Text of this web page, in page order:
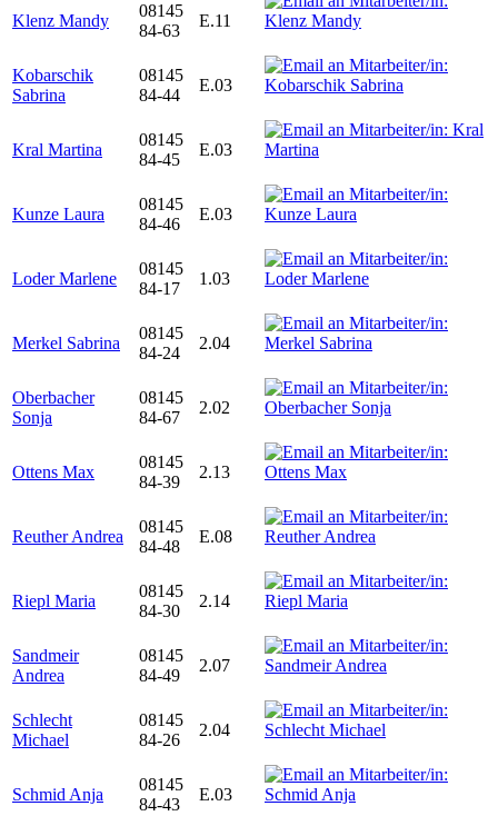
Klenz Mandy
08145
84-63
E.11
Kobarschik
Sabrina
08145
84-44
E.03
Kral Martina
08145
84-45
E.03
Kunze Laura
08145
84-46
E.03
Loder Marlene
08145
84-17
1.03
Merkel Sabrina
08145
84-24
2.04
Oberbacher
Sonja
08145
84-67
2.02
Ottens Max
08145
84-39
2.13
Reuther Andrea
08145
84-48
E.08
Riepl Maria
08145
84-30
2.14
Sandmeir
Andrea
08145
84-49
2.07
Schlecht
Michael
08145
84-26
2.04
Schmid Anja
08145
84-43
E.03